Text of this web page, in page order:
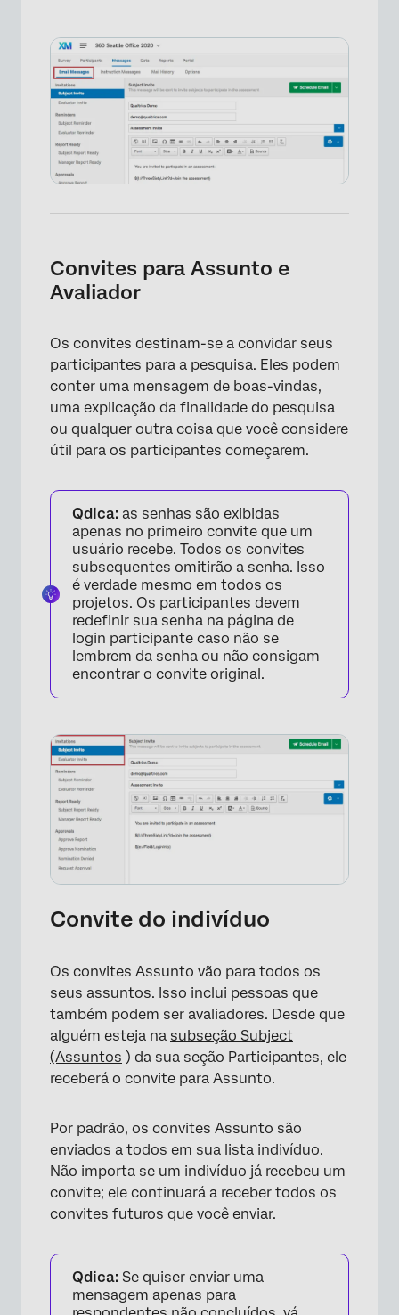
Convites para Assunto e
Avaliador
Os convites destinam-se a convidar seus
participantes para a pesquisa. Eles podem
conter uma mensagem de boas-vindas,
uma explicação da finalidade do pesquisa
ou qualquer outra coisa que você considere
útil para os participantes começarem.
Qdica: as senhas são exibidas
apenas no primeiro convite que um
usuário recebe. Todos os convites
subsequentes omitirão a senha. Isso
é verdade mesmo em todos os
projetos. Os participantes devem
redefinir sua senha na página de
login participante caso não se
lembrem da senha ou não consigam
encontrar o convite original.
Convite do indivíduo
Os convites Assunto vão para todos os
seus assuntos. Isso inclui pessoas que
também podem ser avaliadores. Desde que
alguém esteja na subseção Subject
(Assuntos ) da sua seção Participantes, ele
receberá o convite para Assunto.
Por padrão, os convites Assunto são
enviados a todos em sua lista indivíduo.
Não importa se um indivíduo já recebeu um
convite; ele continuará a receber todos os
convites futuros que você enviar.
Qdica: Se quiser enviar uma
mensagem apenas para